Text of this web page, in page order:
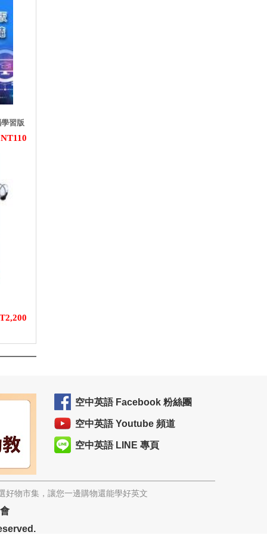
習版
NT110
空中英語 Facebook 粉絲團
空中英語 Youtube 頻道
空中英語 LINE 專頁
好物市集，讓您一邊購物還能學好英文